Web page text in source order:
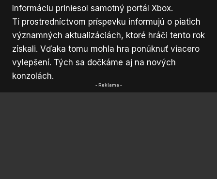
Informáciu priniesol samotný portál Xbox.
Tí prostredníctvom príspevku informujú o piatich
významných aktualizáciách, ktoré hráči tento rok
získali. Vďaka tomu mohla hra ponúknuť viacero
vylepšení. Tých sa dočkáme aj na nových
konzolách.
- Reklama -